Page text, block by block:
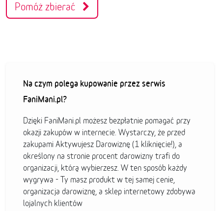
Pomóż zbierać
Na czym polega kupowanie przez serwis
FaniMani.pl?
Dzięki FaniMani.pl możesz bezpłatnie pomagać przy
okazji zakupów w internecie. Wystarczy, że przed
zakupami Aktywujesz Darowiznę (1 kliknięcie!), a
określony na stronie procent darowizny trafi do
organizacji, którą wybierzesz. W ten sposób każdy
wygrywa - Ty masz produkt w tej samej cenie,
organizacja darowiznę, a sklep internetowy zdobywa
lojalnych klientów